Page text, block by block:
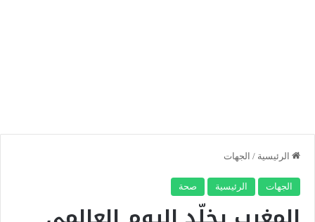
الرئيسية / الجهات
الجهات الرئيسية صحة